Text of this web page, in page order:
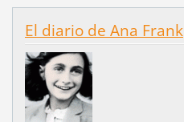
El diario de Ana Frank